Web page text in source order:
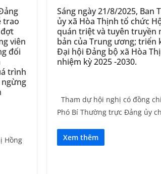
trao
viên
đối
trình
Hồng
Sáng ngày 21/8/2025, Ban
ủy xã Hòa Thịnh tổ chức
quán triệt và tuyên truyền
bản của Trung ương; triển
Đại hội Đảng bộ xã Hòa
nhiệm kỳ 2025 -2030.
Tham dự hội nghị có đồng
Phó Bí Thường trực Đảng ủy
Xem thêm